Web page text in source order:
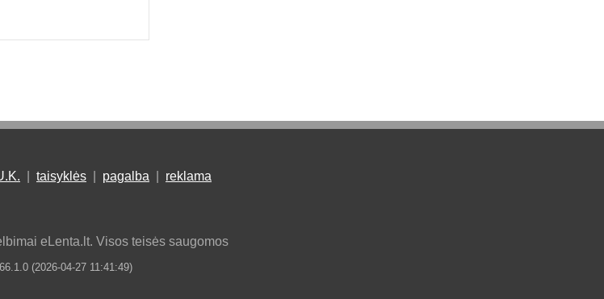
taisyklės pagalba reklama
eLenta.lt. Visos teisės saugomos
(2026-04-27 11:41:49)